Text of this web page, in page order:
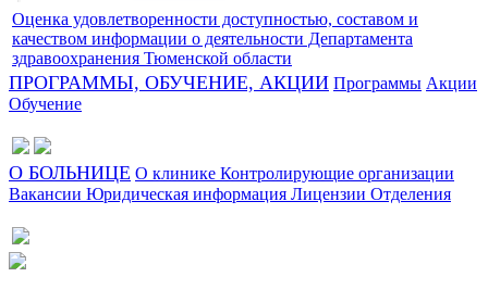
Оценка удовлетворенности доступностью, составом и
качеством информации о деятельности Департамента
здравоохранения Тюменской области
ПРОГРАММЫ, ОБУЧЕНИЕ, АКЦИИ Программы Акции
Обучение
О БОЛЬНИЦЕ О клинике Контролирующие организации
Вакансии Юридическая информация Лицензии Отделения